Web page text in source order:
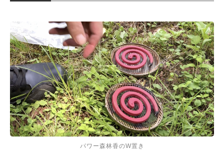
パワー森林香のW置き